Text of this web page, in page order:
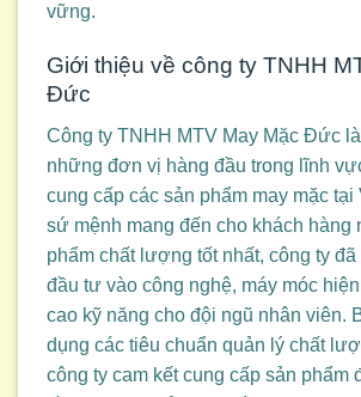
vững.
Giới thiệu về công ty TNHH
Đức
Công ty TNHH MTV May Mặc Đức
những đơn vị hàng đầu trong lĩnh
cung cấp các sản phẩm may mặc
sứ mệnh mang đến cho khách hàng
phẩm chất lượng tốt nhất, công ty
đầu tư vào công nghệ, máy móc
cao kỹ năng cho đội ngũ nhân viên.
dụng các tiêu chuẩn quản lý chất
công ty cam kết cung cấp sản phẩm